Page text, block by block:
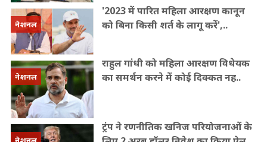
नेशनल
'2023 में पारित महिला आरक्षण कानून
को बिना किसी शर्त के लागू करें',..
नेशनल
राहुल गांधी को महिला आरक्षण विधेयक
का समर्थन करने में कोई दिक्कत नह..
ट्रंप ने रणनीतिक खनिज परियोजनाओं के